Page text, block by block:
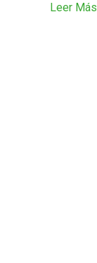
Leer Más